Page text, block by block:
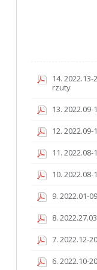
14.
rzuty
13.
12.
11.
10.
9. 2022.01-
8.
7. 2022.12-
6. 2022.10-